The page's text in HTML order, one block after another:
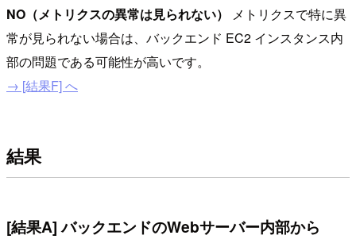
NO（メトリクスの異常は見られない）
メトリクスで特に異
常が見られない場合は、バックエンド EC2 インスタンス内
部の問題である可能性が高いです。
→ [結果F] へ
結果
[結果A] バックエンドのWebサーバー内部から